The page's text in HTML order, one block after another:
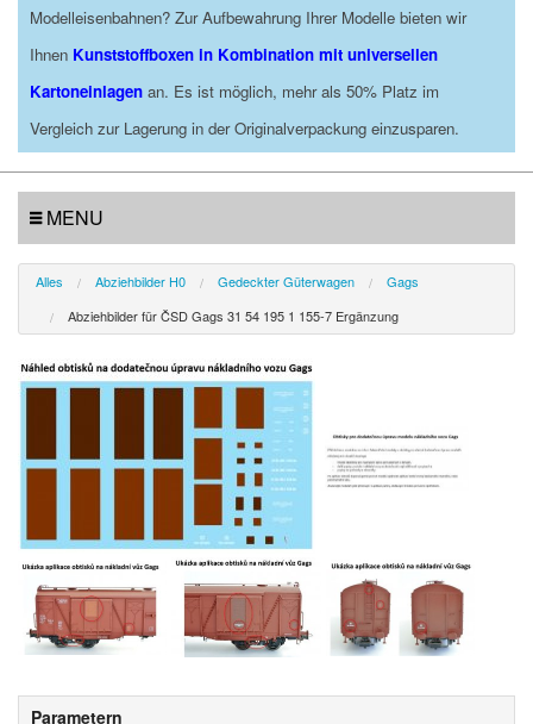
Modelleisenbahnen? Zur Aufbewahrung Ihrer Modelle bieten wir
Ihnen Kunststoffboxen in Kombination mit universellen
Kartoneinlagen an. Es ist möglich, mehr als 50% Platz im
Vergleich zur Lagerung in der Originalverpackung einzusparen.
MENU
Alles Abziehbilder H0 Gedeckter Güterwagen
Gags
Abziehbilder für ČSD Gags 31 54 195 1 155-7 Ergänzung
Parametern